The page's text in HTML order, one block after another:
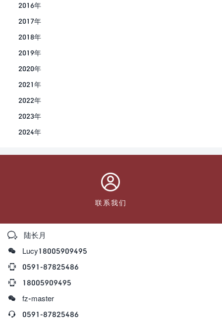
2016年
2017年
2018年
2019年
2020年
2021年
2022年
2023年
2024年

联系我们

陆长月

Lucy18005909495

0591-87825486

18005909495

fz-master

0591-87825486